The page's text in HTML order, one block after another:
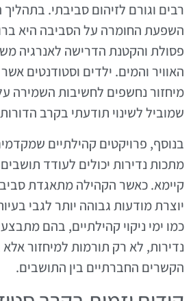
רבים וגורם לזיהום סביבתי.
השפעת החומרה על הסביבה היא
פסולת והקטנת הדרישה לאנרגיה
האוויר והמים. ילדים וסטודנטים
מיחזור נחשפים לחשיבות השמירה
שמוביל לשינוי תודעתי בקרב
בנוסף, פרויקטים קהילתיים
מתכות נדירות יכולים לעודד
קיימא. כאשר הקהילה מתאגדת
יוצרת מודעות גבוהה יותר לגבי
כמו ימי ניקוי קהילתיים, בהם
נדירות, לא רק תורמות למיחזור
הקשרים החברתיים בין התושבים.